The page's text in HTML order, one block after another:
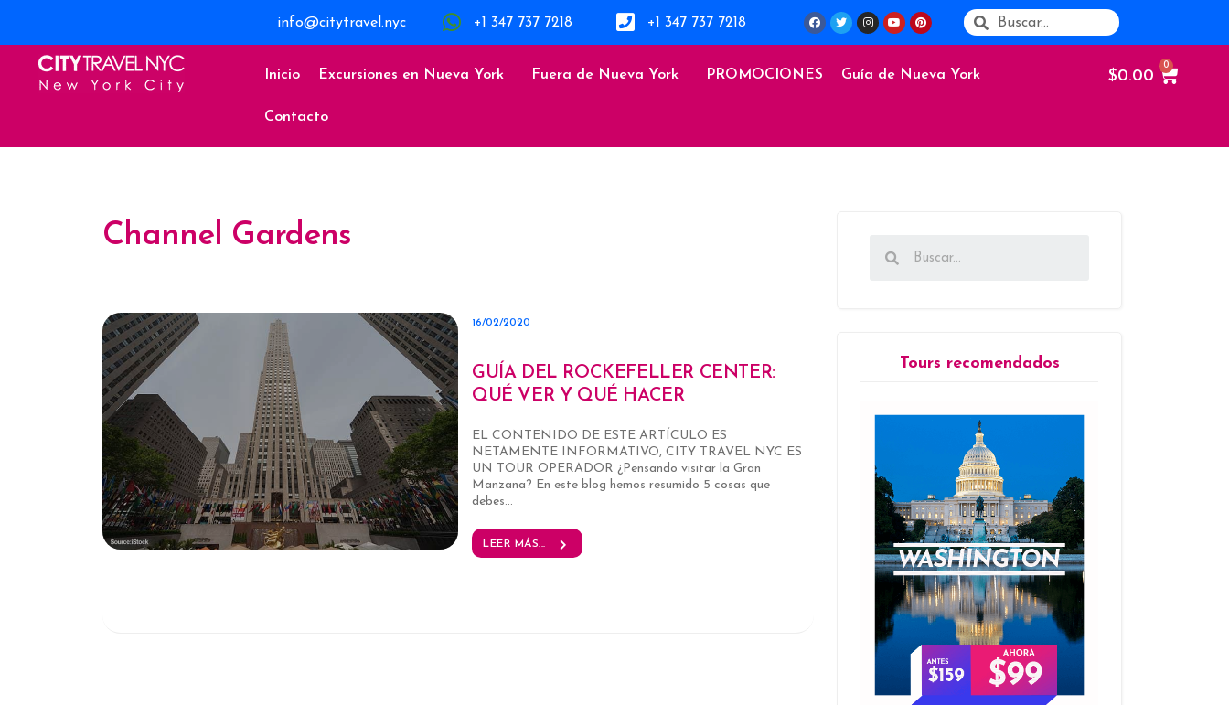
info@citytravel.nyc +1 347 737 7218 +1 347 737 7218
Inicio Excursiones en Nueva York Fuera de Nueva York PROMOCIONES Guía de Nueva York
Contacto
$0.00
Channel Gardens
16/02/2020
GUÍA DEL ROCKEFELLER CENTER:
QUÉ VER Y QUÉ HACER
EL CONTENIDO DE ESTE ARTÍCULO ES
NETAMENTE INFORMATIVO, CITY TRAVEL NYC ES
UN TOUR OPERADOR ¿Pensando visitar la Gran
Manzana? En este blog hemos resumido 5 cosas que
debes...
LEER MÁS...
Tours recomendados